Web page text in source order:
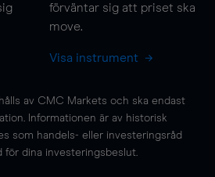
förväntar sig att priset ska
move.
Visa instrument
av CMC Markets och ska endast
Informationen är av historisk
som handels- eller investeringsråd
dina investeringsbeslut.